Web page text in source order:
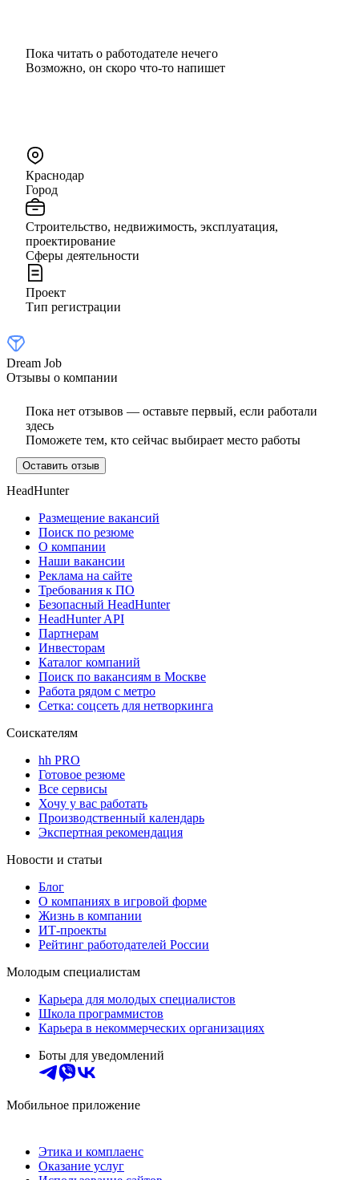
Пока читать о работодателе нечего
Возможно, он скоро что‑то напишет
Краснодар
Город
Строительство, недвижимость, эксплуатация,
проектирование
Сферы деятельности
Проект
Тип регистрации
Dream Job
Отзывы о компании
Пока нет отзывов — оставьте первый, если работали
здесь
Поможете тем, кто сейчас выбирает место работы
Оставить отзыв
HeadHunter
Размещение вакансий
Поиск по резюме
О компании
Наши вакансии
Реклама на сайте
Требования к ПО
Безопасный HeadHunter
HeadHunter API
Партнерам
Инвесторам
Каталог компаний
Поиск по вакансиям в Москве
Работа рядом с метро
Сетка: соцсеть для нетворкинга
Соискателям
hh PRO
Готовое резюме
Все сервисы
Хочу у вас работать
Производственный календарь
Экспертная рекомендация
Новости и статьи
Блог
О компаниях в игровой форме
Жизнь в компании
ИТ-проекты
Рейтинг работодателей России
Молодым специалистам
Карьера для молодых специалистов
Школа программистов
Карьера в некоммерческих организациях
Боты для уведомлений
Мобильное приложение
Этика и комплаенс
Оказание услуг